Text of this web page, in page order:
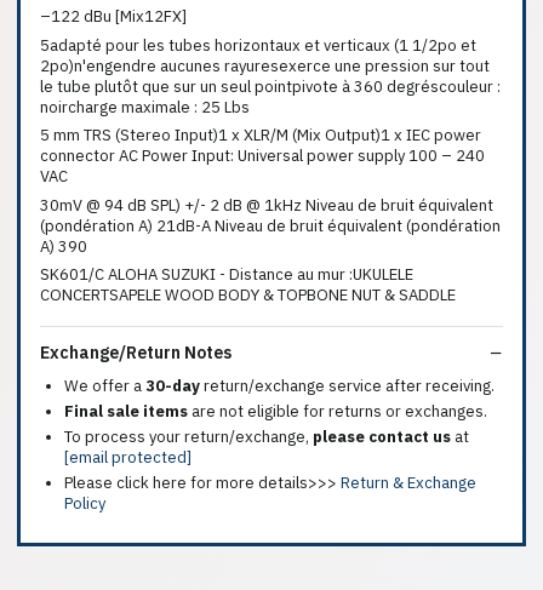
–122 dBu [Mix12FX]
5adapté pour les tubes horizontaux et verticaux (1 1/2po et
2po)n'engendre aucunes rayuresexerce une pression sur tout
le tube plutôt que sur un seul pointpivote à 360 degréscouleur :
noircharge maximale : 25 Lbs
5 mm TRS (Stereo Input)1 x XLR/M (Mix Output)1 x IEC power
connector AC Power Input: Universal power supply 100 – 240
VAC
30mV @ 94 dB SPL) +/- 2 dB @ 1kHz Niveau de bruit équivalent
(pondération A) 21dB-A Niveau de bruit équivalent (pondération
A) 390
SK601/C ALOHA SUZUKI - Distance au mur :UKULELE
CONCERTSAPELE WOOD BODY & TOPBONE NUT & SADDLE
Exchange/Return Notes
We offer a30-dayreturn/exchange service after receiving.
Final sale items are not eligible for returns or exchanges.
To process your return/exchange, please contact us at
[email protected]
Please click here for more details>>> Return & Exchange
Policy